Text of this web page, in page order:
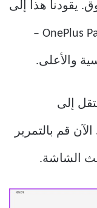
الصندوق. يقودنا هذا إلى
النصائح والحيل التالية الخاصة بـ OnePlus Pad –
والأعلى.
إلى
الآن قم بالتمرير
الشاشة.